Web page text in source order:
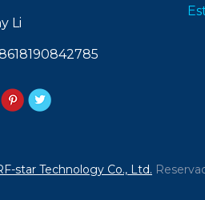
Li
star Technology Co., Ltd.